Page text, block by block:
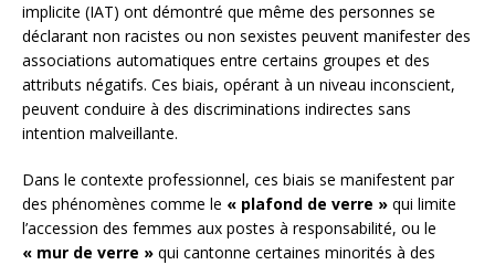
implicite (IAT) ont démontré que même des personnes se
déclarant non racistes ou non sexistes peuvent manifester des
associations automatiques entre certains groupes et des
attributs négatifs. Ces biais, opérant à un niveau inconscient,
peuvent conduire à des discriminations indirectes sans
intention malveillante.
Dans le contexte professionnel, ces biais se manifestent par
des phénomènes comme le « plafond de verre » qui limite
l’accession des femmes aux postes à responsabilité, ou le
« mur de verre » qui cantonne certaines minorités à des